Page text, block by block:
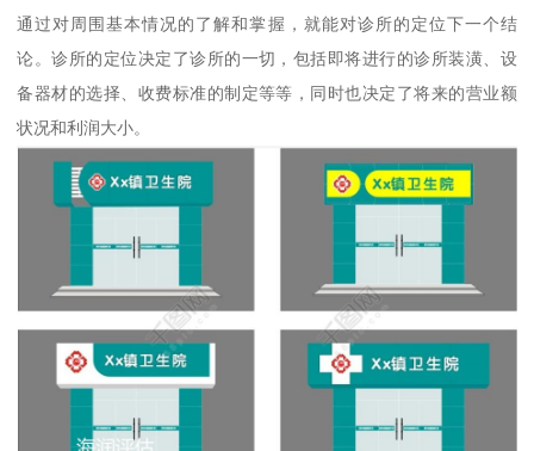
通过对周围基本情况的了解和掌握，就能对诊所的定位下一个结
论。诊所的定位决定了诊所的一切，包括即将进行的诊所装潢、设
备器材的选择、收费标准的制定等等，同时也决定了将来的营业额
状况和利润大小。